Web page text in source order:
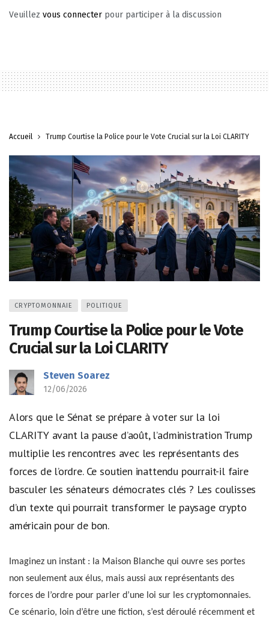
Veuillez vous connecter pour participer à la discussion
Accueil Trump Courtise la Police pour le Vote Crucial sur la Loi CLARITY
CRYPTOMONNAIE POLITIQUE
Trump Courtise la Police pour le Vote
Crucial sur la Loi CLARITY
Steven Soarez
12/06/2026
Alors que le Sénat se prépare à voter sur la loi
CLARITY avant la pause d’août, l’administration Trump
multiplie les rencontres avec les représentants des
forces de l’ordre. Ce soutien inattendu pourrait-il faire
basculer les sénateurs démocrates clés ? Les coulisses
d’un texte qui pourrait transformer le paysage crypto
américain pour de bon.
Imaginez un instant : la Maison Blanche qui ouvre ses portes
non seulement aux élus, mais aussi aux représentants des
forces de l’ordre pour parler d’une loi sur les cryptomonnaies.
Ce scénario, loin d’être une fiction, s’est déroulé récemment et